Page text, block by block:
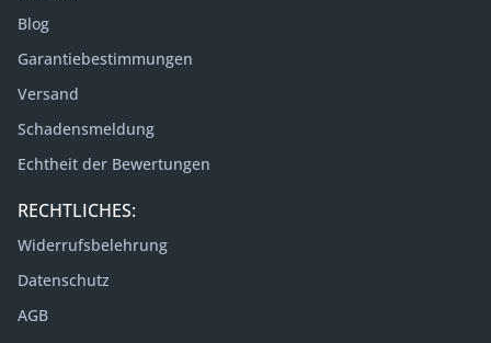
Blog
Garantiebestimmungen
Versand
Schadensmeldung
Echtheit der Bewertungen
RECHTLICHES:
Widerrufsbelehrung
Datenschutz
AGB